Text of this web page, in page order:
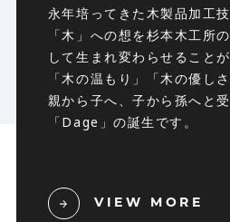
永年培ってきた木製品加工
「木」への想を杉本木工所
して生まれ変わらせること
「木の温もり」「木の優し
親から子へ、子から孫へと
「Dage」の誕生です。
VIEW MORE